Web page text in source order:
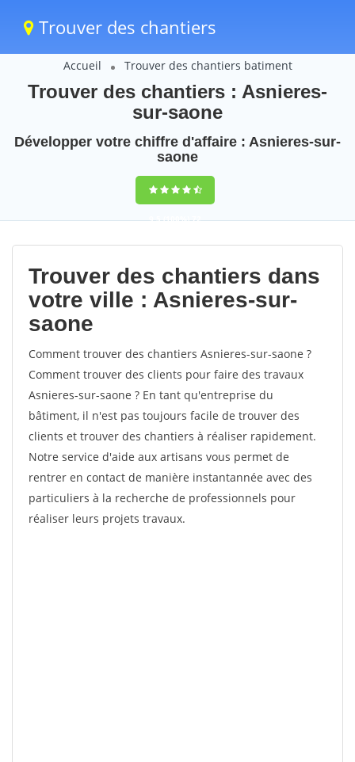
Trouver des chantiers
Accueil Trouver des chantiers batiment
Trouver des chantiers : Asnieres-
sur-saone
Développer votre chiffre d'affaire : Asnieres-sur-
saone
9,5(100%)72
votes
Trouver des chantiers dans
votre ville : Asnieres-sur-
saone
Comment trouver des chantiers Asnieres-sur-saone ?
Comment trouver des clients pour faire des travaux
Asnieres-sur-saone ? En tant qu'entreprise du
bâtiment, il n'est pas toujours facile de trouver des
clients et trouver des chantiers à réaliser rapidement.
Notre service d'aide aux artisans vous permet de
rentrer en contact de manière instantannée avec des
particuliers à la recherche de professionnels pour
réaliser leurs projets travaux.